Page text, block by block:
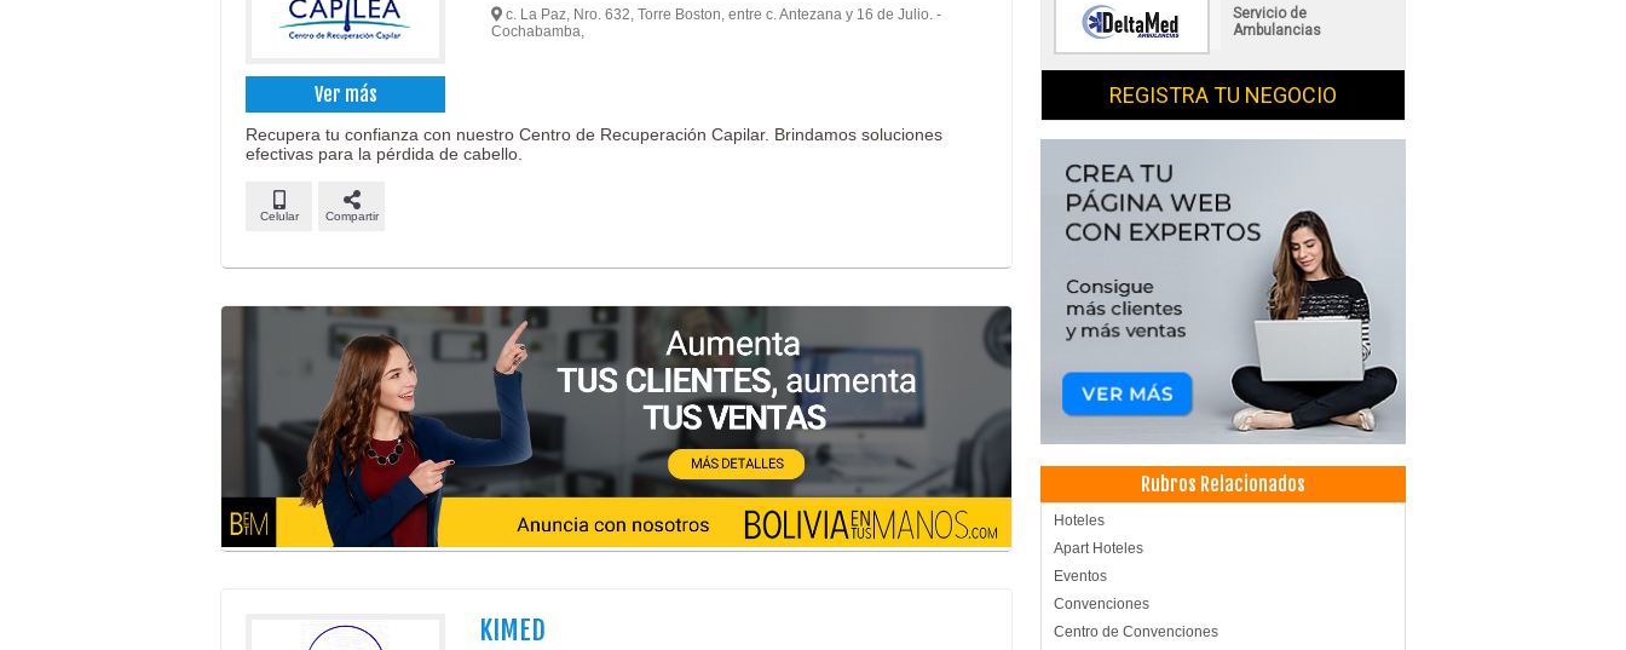
Ver más
c. La Paz, Nro. 632, Torre Boston, entre c. Antezana y 16 de Julio. -
Cochabamba,
Recupera tu confianza con nuestro Centro de Recuperación Capilar. Brindamos soluciones
efectivas para la pérdida de cabello.
Celular Compartir
KIMED
Servicio de
Ambulancias
REGISTRA TU NEGOCIO
Rubros Relacionados
Hoteles
Apart Hoteles
Eventos
Convenciones
Centro de Convenciones